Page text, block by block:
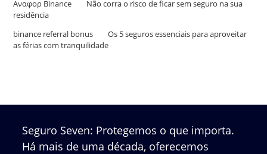
Αναφορ Binance
Não corra o risco de ficar sem seguro na sua
residência
binance referral bonus emOs 5 seguros essenciais para aproveitar
as férias com tranquilidade
Seguro Seven: Protegemos o que importa.
Há mais de uma década, oferecemos